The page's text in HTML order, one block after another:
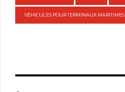
VÉHICULES POUR TERMINAUX MARITIMES